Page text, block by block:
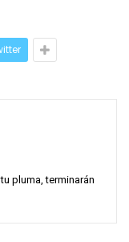
pluma, terminarán